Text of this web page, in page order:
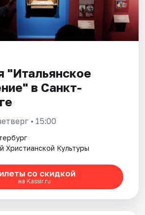
"Итальянское
в Санкт-
• 15:00
Христианской Культуры
со скидкой
на Kassir.ru